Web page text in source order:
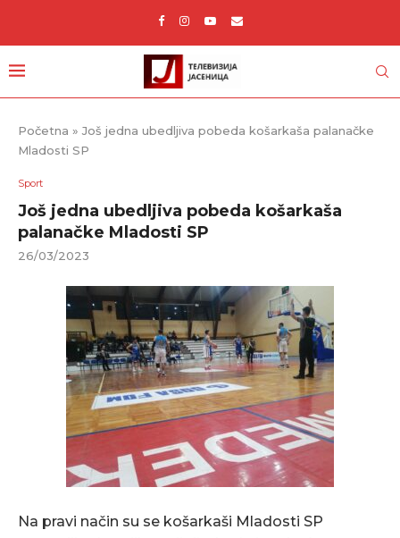
Početna » Još jedna ubedljiva pobeda košarkaša palanačke
Mladosti SP
Sport
Još jedna ubedljiva pobeda košarkaša
palanačke Mladosti SP
26/03/2023
Na pravi način su se košarkaši Mladosti SP